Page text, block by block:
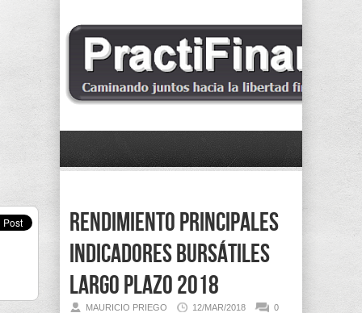
Rendimiento principales
indicadores bursátiles
largo plazo 2018
MAURICIO PRIEGO 12/MAR/2018 0